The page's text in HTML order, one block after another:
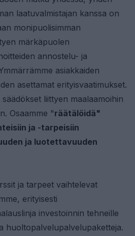
laatuvalmistajan kanssa on
monipuolisimman
märkäpuolen
annostelu- ja
asiakkaiden
asettamat erityisvaatimukset.
liittyen maalaamoihin
Osaamme "räätälöidä"
ja -tarpeisiin
ja luotettavuuden
ja tarpeet vaihtelevat
erityisesti
investoinnin tehneille
huoltopalvelupalvelupaketteja.